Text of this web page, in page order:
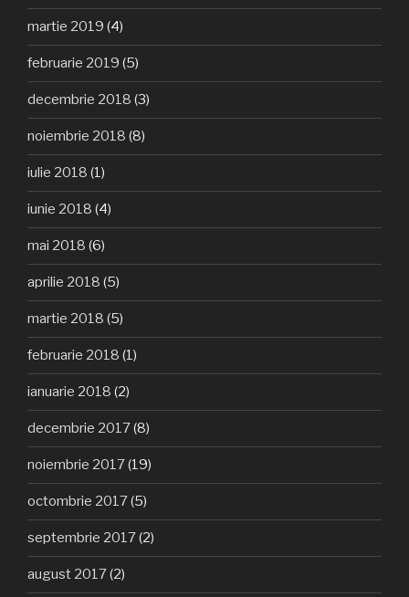
martie 2019 (4)
februarie 2019 (5)
decembrie 2018 (3)
noiembrie 2018 (8)
iulie 2018 (1)
iunie 2018 (4)
mai 2018 (6)
aprilie 2018 (5)
martie 2018 (5)
februarie 2018 (1)
ianuarie 2018 (2)
decembrie 2017(8)
noiembrie 2017(19)
octombrie 2017(5)
septembrie 2017(2)
august 2017(2)